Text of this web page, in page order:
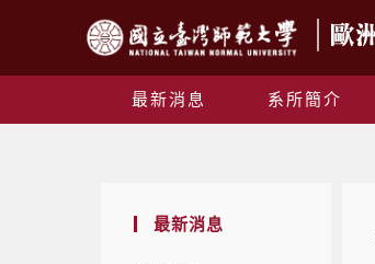
最新消息 系所簡介
最新消息